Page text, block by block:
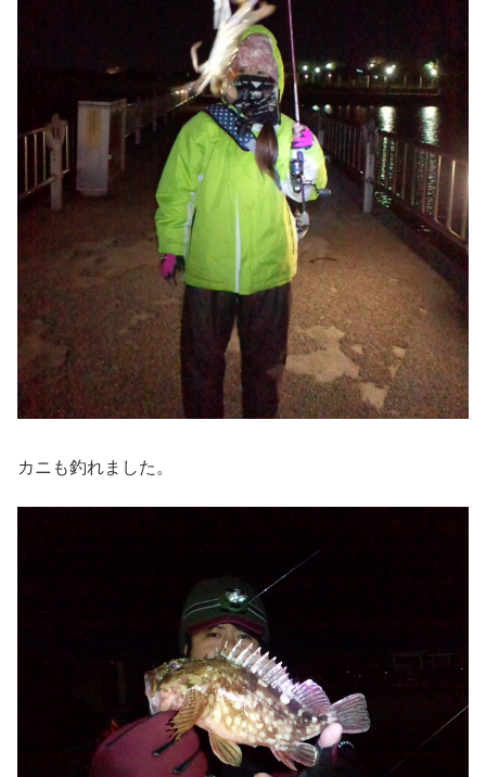
カニも釣れました。